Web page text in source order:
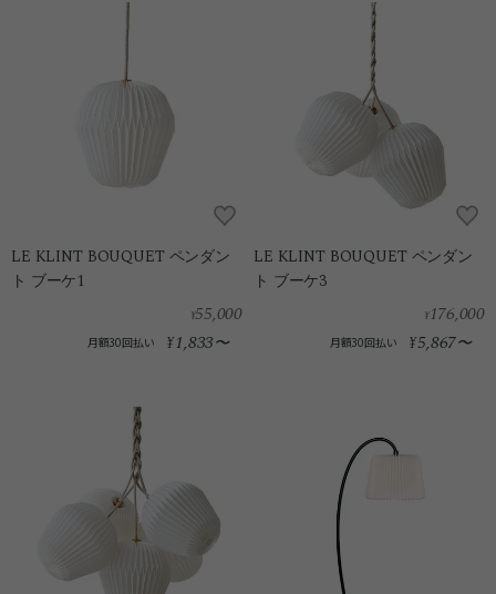
LE KLINT BOUQUET ペンダン
ト ブーケ1
¥55,000
月額30回払い ¥1,833〜
LE KLINT BOUQUET ペンダン
ト ブーケ3
¥176,000
月額30回払い ¥5,867〜